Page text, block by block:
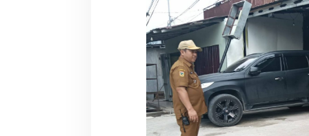
r
g
a
B
e
r
s
e
l
i